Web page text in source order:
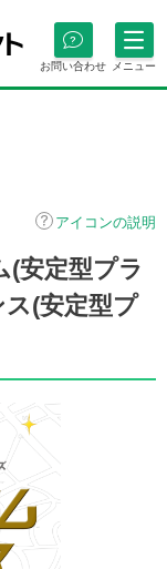
お問い合わせ メニュー
アイコンの説明
(安定型プラ
(安定型プ